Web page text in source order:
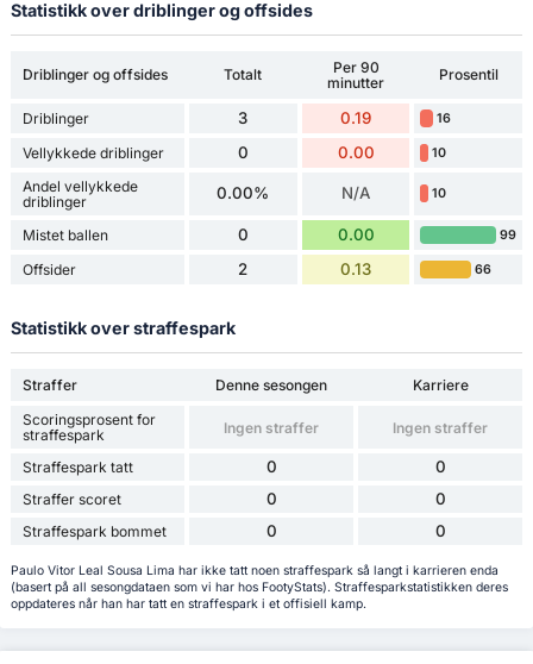
Statistikk over driblinger og offsides
Driblinger og offsides Totalt
Per 90
minutter
Prosentil
Driblinger 3 0.19 16
Vellykkede driblinger 0 0.00 10
Andel vellykkede
driblinger
0.00% N/A 10
Mistet ballen 0 0.00 99
Offsider 2 0.13 66
Statistikk over straffespark
Straffer Denne sesongen
Karriere
Scoringsprosent for
straffespark
Ingen straffer Ingen straffer
Straffespark tatt 0 0
Straffer scoret 0 0
Straffespark bommet 0 0
Paulo Vitor Leal Sousa Lima har ikke tatt noen straffespark så langt i karrieren enda
(basert på all sesongdataen som vi har hos FootyStats). Straffesparkstatistikken deres
oppdateres når han har tatt en straffespark i et offisiell kamp.